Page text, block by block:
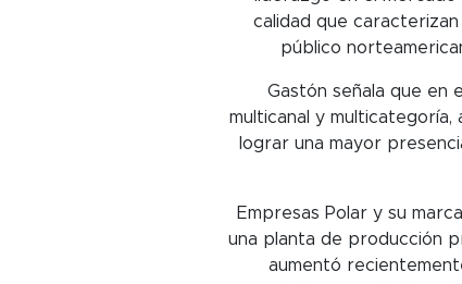
calidad que
público
Gastón señala que en
multicanal y
lograr una mayor
Empresas Polar y su
una planta de producción
aumentó